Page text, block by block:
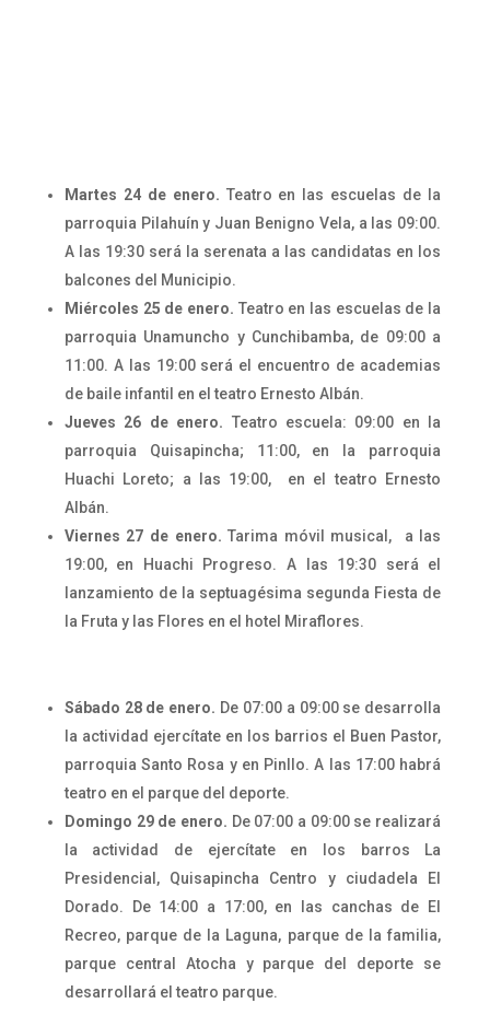
Martes 24 de enero. Teatro en las escuelas de la
parroquia Pilahuín y Juan Benigno Vela, a las 09:00.
A las 19:30 será la serenata a las candidatas en los
balcones del Municipio.
Miércoles 25 de enero. Teatro en las escuelas de la
parroquia Unamuncho y Cunchibamba, de 09:00 a
11:00. A las 19:00 será el encuentro de academias
de baile infantil en el teatro Ernesto Albán.
Jueves 26 de enero. Teatro escuela: 09:00 en la
parroquia Quisapincha; 11:00, en la parroquia
Huachi Loreto; a las 19:00, en el teatro Ernesto
Albán.
Viernes 27 de enero. Tarima móvil musical, a las
19:00, en Huachi Progreso. A las 19:30 será el
lanzamiento de la septuagésima segunda Fiesta de
la Fruta y las Flores en el hotel Miraflores.
Sábado 28 de enero. De 07:00 a 09:00 se desarrolla
la actividad ejercítate en los barrios el Buen Pastor,
parroquia Santo Rosa y en Pinllo. A las 17:00 habrá
teatro en el parque del deporte.
Domingo 29 de enero. De 07:00 a 09:00 se realizará
la actividad de ejercítate en los barros La
Presidencial, Quisapincha Centro y ciudadela El
Dorado. De 14:00 a 17:00, en las canchas de El
Recreo, parque de la Laguna, parque de la familia,
parque central Atocha y parque del deporte se
desarrollará el teatro parque.